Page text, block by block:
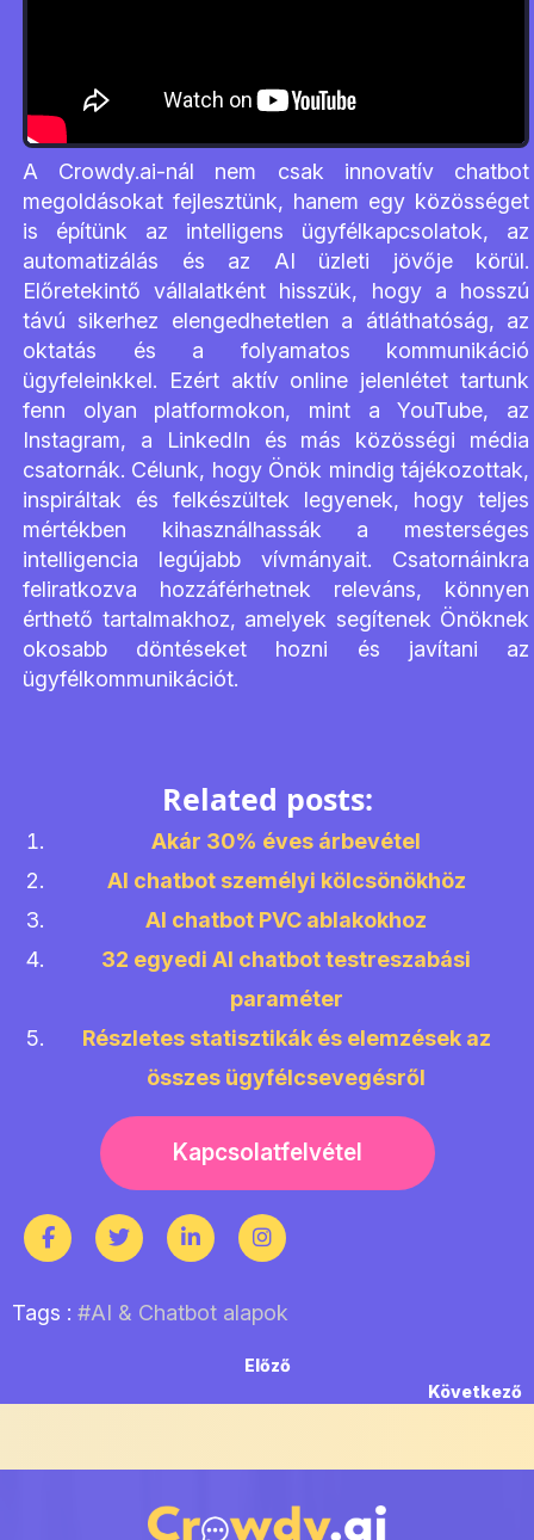
A Crowdy.ai-nál nem csak innovatív chatbot
megoldásokat fejlesztünk, hanem egy közösséget
is építünk az intelligens ügyfélkapcsolatok, az
automatizálás és az AI üzleti jövője körül.
Előretekintő vállalatként hisszük, hogy a hosszú
távú sikerhez elengedhetetlen a átláthatóság, az
oktatás és a folyamatos kommunikáció
ügyfeleinkkel. Ezért aktív online jelenlétet tartunk
fenn olyan platformokon, mint a YouTube, az
Instagram, a LinkedIn és más közösségi média
csatornák. Célunk, hogy Önök mindig tájékozottak,
inspiráltak és felkészültek legyenek, hogy teljes
mértékben kihasználhassák a mesterséges
intelligencia legújabb vívmányait. Csatornáinkra
feliratkozva hozzáférhetnek releváns, könnyen
érthető tartalmakhoz, amelyek segítenek Önöknek
okosabb döntéseket hozni és javítani az
ügyfélkommunikációt.
Related posts:
Akár 30% éves árbevétel
AI chatbot személyi kölcsönökhöz
AI chatbot PVC ablakokhoz
32 egyedi AI chatbot testreszabási
paraméter
Részletes statisztikák és elemzések az
összes ügyfélcsevegésről
Kapcsolatfelvétel
Tags : #AI & Chatbot alapok
navigáció
ElőzőPrevious
Következő